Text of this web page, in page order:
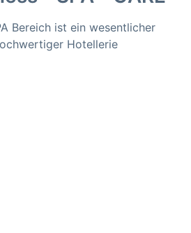
Bereich ist ein wesentlicher
Hotellerie